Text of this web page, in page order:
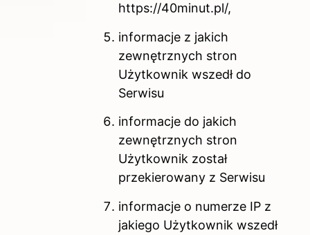
https://40minut.pl/,
informacje z jakich
zewnętrznych stron
Użytkownik wszedł do
Serwisu
informacje do jakich
zewnętrznych stron
Użytkownik został
przekierowany z Serwisu
informacje o numerze IP z
jakiego Użytkownik wszedł